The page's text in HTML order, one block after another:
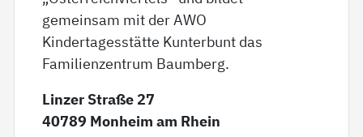
gemeinsam mit der AWO
Kindertagesstätte Kunterbunt das
Familienzentrum Baumberg.
Linzer Straße 27
40789 Monheim am Rhein